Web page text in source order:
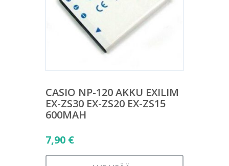
CASIO NP-120 AKKU EXILIM
EX-ZS30 EX-ZS20 EX-ZS15
600MAH
7,90 €